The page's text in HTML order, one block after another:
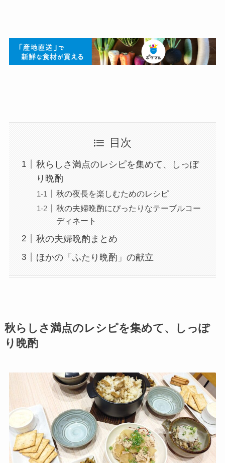
目次
秋らしさ満点のレシピを集めて、しっぽ
り晩酌
秋の夜長を楽しむためのレシピ
秋の夫婦晩酌にぴったりなテーブルコー
ディネート
秋の夫婦晩酌まとめ
ほかの「ふたり晩酌」の献立
秋らしさ満点のレシピを集めて、しっぽ
り晩酌